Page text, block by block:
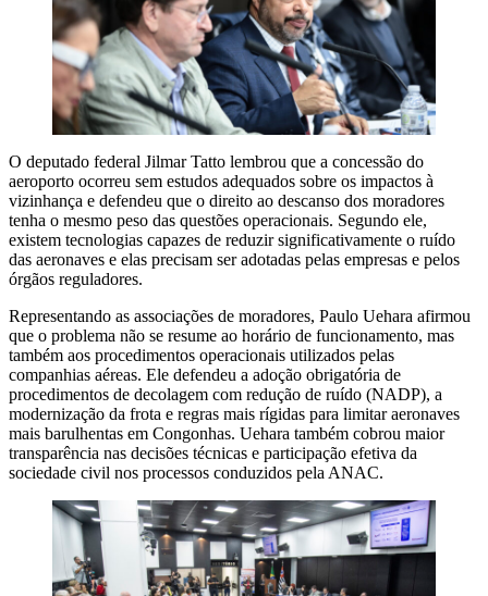
O deputado federal Jilmar Tatto lembrou que a concessão do
aeroporto ocorreu sem estudos adequados sobre os impactos à
vizinhança e defendeu que o direito ao descanso dos moradores
tenha o mesmo peso das questões operacionais. Segundo ele,
existem tecnologias capazes de reduzir significativamente o ruído
das aeronaves e elas precisam ser adotadas pelas empresas e pelos
órgãos reguladores.
Representando as associações de moradores, Paulo Uehara afirmou
que o problema não se resume ao horário de funcionamento, mas
também aos procedimentos operacionais utilizados pelas
companhias aéreas. Ele defendeu a adoção obrigatória de
procedimentos de decolagem com redução de ruído (NADP), a
modernização da frota e regras mais rígidas para limitar aeronaves
mais barulhentas em Congonhas. Uehara também cobrou maior
transparência nas decisões técnicas e participação efetiva da
sociedade civil nos processos conduzidos pela ANAC.